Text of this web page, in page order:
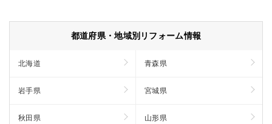
都道府県・地域別リフォーム情報
北海道 青森県
岩手県 宮城県
秋田県 山形県